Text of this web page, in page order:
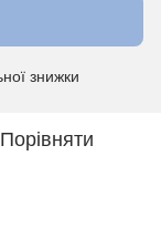
знижки
Порівняти